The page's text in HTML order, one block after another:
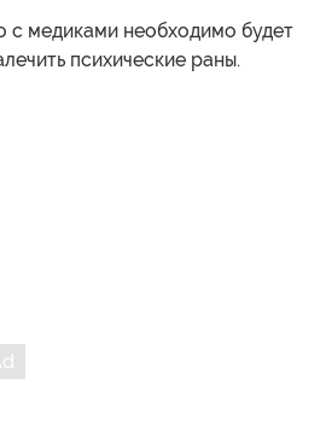
с медиками необходимо будет
психические раны.